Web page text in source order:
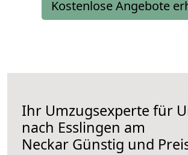
Kostenlose Angebote
Ihr Umzugsexperte für
nach Esslingen am
Neckar Günstig und